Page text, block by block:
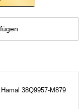
38Q9957-M879